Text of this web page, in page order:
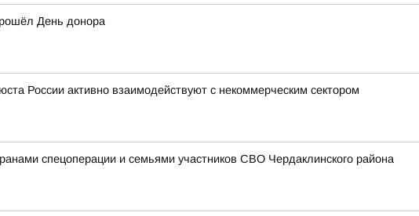
День донора
России активно взаимодействуют с некоммерческим сектором
спецоперации и семьями участников СВО Чердаклинского района